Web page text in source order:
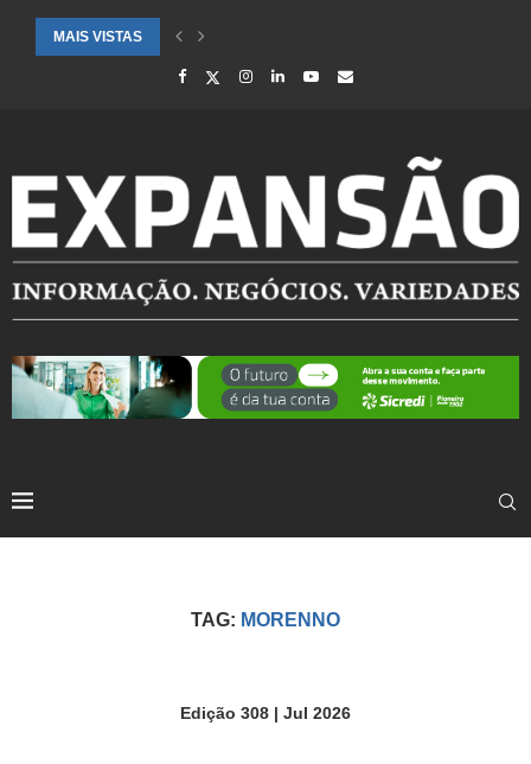
MAIS VISTAS
SAÚDE ALERTA PARA AUMENTO DE CASOS DE SÍNDROME GRIPAL
TAG: MORENNO
Edição 308 | Jul 2026